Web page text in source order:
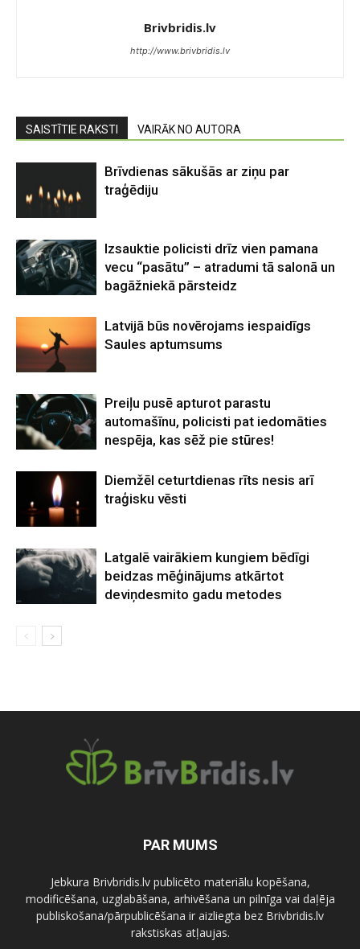
Brivbridis.lv
http://www.brivbridis.lv
SAISTĪTIE RAKSTI VAIRĀK NO AUTORA
Brīvdienas sākušās ar ziņu par
traģēdiju
Izsauktie policisti drīz vien pamana
vecu “pasātu” – atradumi tā salonā un
bagāžniekā pārsteidz
Latvijā būs novērojams iespaidīgs
Saules aptumsums
Preiļu pusē apturot parastu
automašīnu, policisti pat iedomāties
nespēja, kas sēž pie stūres!
Diemžēl ceturtdienas rīts nesis arī
traģisku vēsti
Latgalē vairākiem kungiem bēdīgi
beidzas mēģinājums atkārtot
deviņdesmito gadu metodes
PAR MUMS
Jebkura Brivbridis.lv publicēto materiālu kopēšana,
modificēšana, uzglabāšana, arhivēšana un pilnīga vai daļēja
publiskošana/pārpublicēšana ir aizliegta bez Brivbridis.lv
rakstiskas atļaujas.